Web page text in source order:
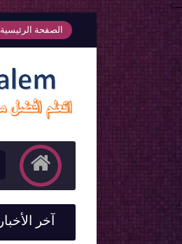
-->
الصفحة الرئيسية
آخر الأخبار